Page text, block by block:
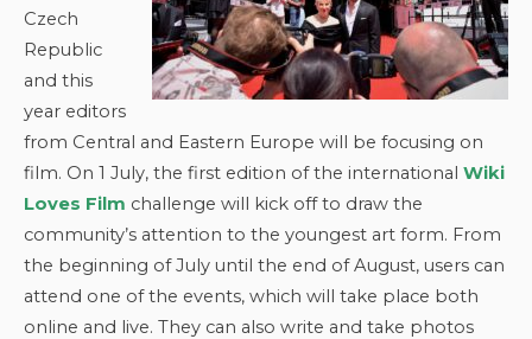
Czech
Republic
and this
year editors
from Central and Eastern Europe will be focusing on
film. On 1 July, the first edition of the international Wiki
Loves Film challenge will kick off to draw the
community’s attention to the youngest art form. From
the beginning of July until the end of August, users can
attend one of the events, which will take place both
online and live. They can also write and take photos